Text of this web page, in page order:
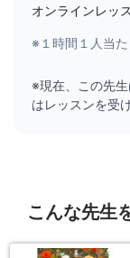
オンラインレッ
※１時間１人当
※現在、この先
はレッスンを受
こんな先生